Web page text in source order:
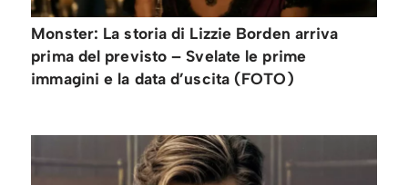
Monster: La storia di Lizzie Borden arriva
prima del previsto – Svelate le prime
immagini e la data d’uscita (FOTO)